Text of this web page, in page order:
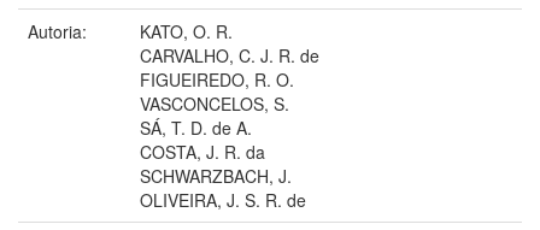
Autoria:
KATO, O. R.
CARVALHO, C. J. R. de
FIGUEIREDO, R. O.
VASCONCELOS, S.
SÁ, T. D. de A.
COSTA, J. R. da
SCHWARZBACH, J.
OLIVEIRA, J. S. R. de